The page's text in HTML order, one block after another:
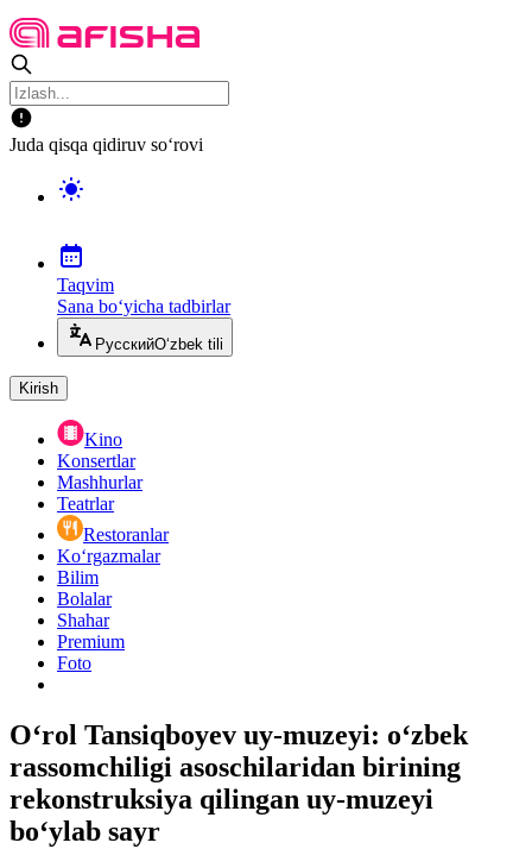
Juda qisqa qidiruv so‘rovi
Taqvim
Sana bo‘yicha tadbirlar
РусскийO‘zbek tili
Kirish
Kino
Konsertlar
Mashhurlar
Teatrlar
Restoranlar
Ko‘rgazmalar
Bilim
Bolalar
Shahar
Premium
Foto
O‘rol Tansiqboyev uy-muzeyi: o‘zbek
rassomchiligi asoschilaridan birining
rekonstruksiya qilingan uy-muzeyi
bo‘ylab sayr